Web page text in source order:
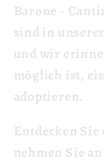
Barone -
sind in
und wir
möglich ist,
adoptieren.
Entdecken
nehmen Sie